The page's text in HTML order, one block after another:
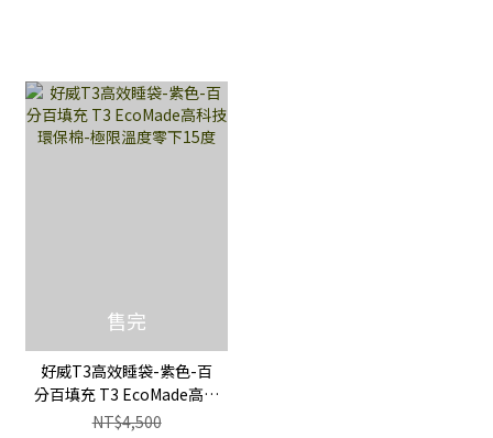
售完
好威T3高效睡袋-紫色-百
分百填充 T3 EcoMade高科
技環保棉-極限溫度零下15
NT$4,500